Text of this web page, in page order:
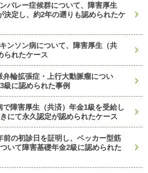
バレー症候群について、障害厚生
決定し、約2年の遡りも認められたケ
キンソン病について、障害厚生（共
られたケース
弁輪拡張症・上行大動脈瘤につい
級に認められた事例
で障害厚生（共済）年金1級を受給し
にて永久認定が認められたケース
前の初診日を証明し、ベッカー型筋
いて障害基礎年金2級に認められた